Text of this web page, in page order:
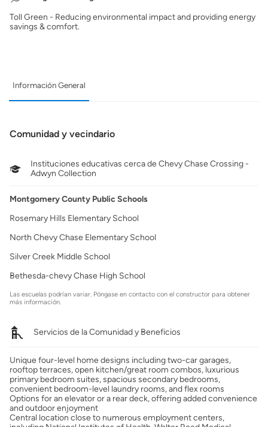
Toll Green - Reducing environmental impact and providing energy
savings & comfort.
Información General
Comunidad y vecindario
Instituciones educativas cerca de Chevy Chase Crossing -
Adwyn Collection
Montgomery County Public Schools
Rosemary Hills Elementary School
North Chevy Chase Elementary School
Silver Creek Middle School
Bethesda-chevy Chase High School
Las escuelas podrían variar. Póngase en contacto con el constructor para obtener
más información.
Servicios de la Comunidad y Beneficios
Unique four-level home designs including two-car garages,
rooftop terraces, open kitchen/great room combos, luxurious
primary bedroom suites, spacious secondary bedrooms,
convenient bedroom-level laundry rooms, and flex rooms
Options for an elevator or a rear deck, offering added convenience
and outdoor enjoyment
Central location close to numerous employment centers,